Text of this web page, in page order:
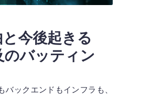
今後起きる
のバッティン
ックエンドもインフラも、